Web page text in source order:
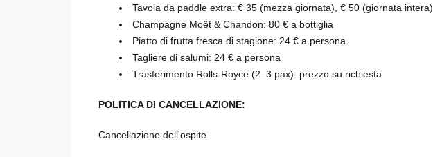
Tavola da paddle extra: € 35 (mezza giornata), € 50 (giornata intera)
Champagne Moët & Chandon: 80 € a bottiglia
Piatto di frutta fresca di stagione: 24 € a persona
Tagliere di salumi: 24 € a persona
Trasferimento Rolls-Royce (2–3 pax): prezzo su richiesta
POLITICA DI CANCELLAZIONE:
Cancellazione dell'ospite